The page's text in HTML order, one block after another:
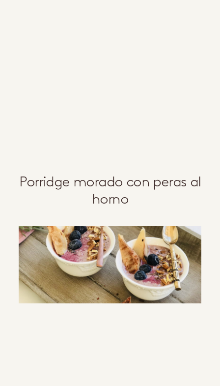
Porridge morado con peras al
horno